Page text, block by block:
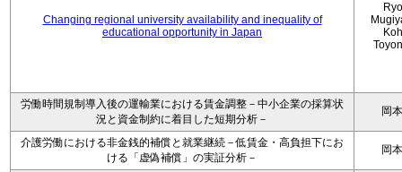
Changing regional university availability and inequality of
educational opportunity in Japan
労働時間規制導入後の運輸業における賃金調整－中小企業の採算状
況と資金制約に着目した短期分析－
岡
介護労働における非金銭的補償と就業継続－低賃金・高負担下にお
ける「虚偽補償」の実証分析－
岡